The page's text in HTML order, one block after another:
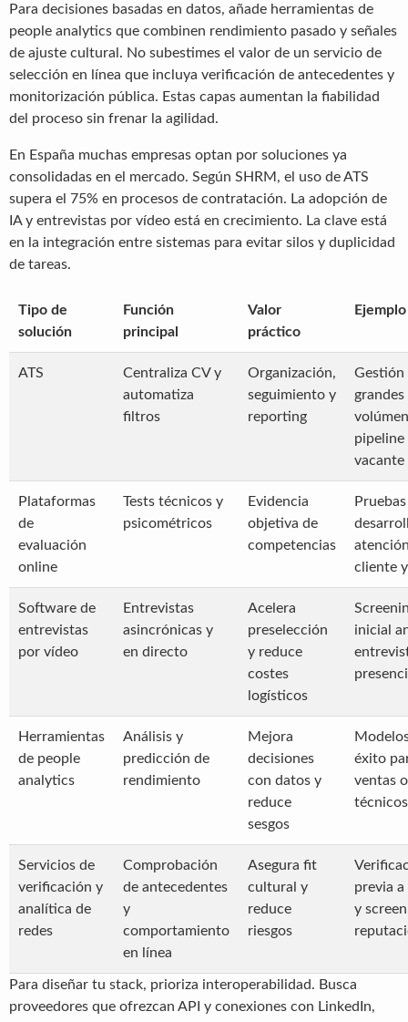
Para decisiones basadas en datos, añade herramientas de
people analytics que combinen rendimiento pasado y señales
de ajuste cultural. No subestimes el valor de un servicio de
selección en línea que incluya verificación de antecedentes y
monitorización pública. Estas capas aumentan la fiabilidad
del proceso sin frenar la agilidad.
En España muchas empresas optan por soluciones ya
consolidadas en el mercado. Según SHRM, el uso de ATS
supera el 75% en procesos de contratación. La adopción de
IA y entrevistas por vídeo está en crecimiento. La clave está
en la integración entre sistemas para evitar silos y duplicidad
de tareas.
Tipo de
solución
Función
principal
Valor
práctico
ATS
Centraliza CV y
automatiza
filtros
Organización,
seguimiento y
reporting
Gestión
grandes
pipeline
vacante
Plataformas
de
evaluación
online
Tests técnicos y
psicométricos
Evidencia
objetiva de
competencias
cliente
Software de
entrevistas
por vídeo
Entrevistas
asincrónicas y
en directo
Acelera
preselección
y reduce
costes
logísticos
inicial
Herramientas
de people
analytics
Análisis y
predicción de
rendimiento
Mejora
decisiones
con datos y
reduce
sesgos
éxito
ventas
técnicos
Servicios de
verificación y
analítica de
redes
Comprobación
de antecedentes
y
comportamiento
en línea
Asegura fit
cultural y
reduce
riesgos
previa
y
Para diseñar tu stack, prioriza interoperabilidad. Busca
proveedores que ofrezcan API y conexiones con LinkedIn,